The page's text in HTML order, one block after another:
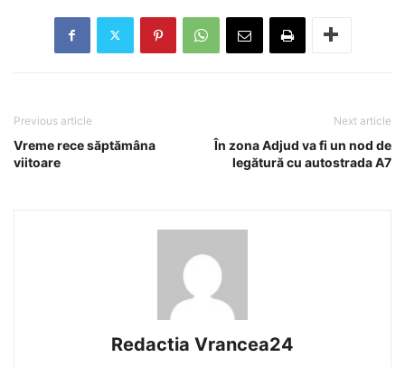
Previous article
Vreme rece săptămâna
viitoare
Next article
În zona Adjud va fi un nod de
legătură cu autostrada A7
Redactia Vrancea24